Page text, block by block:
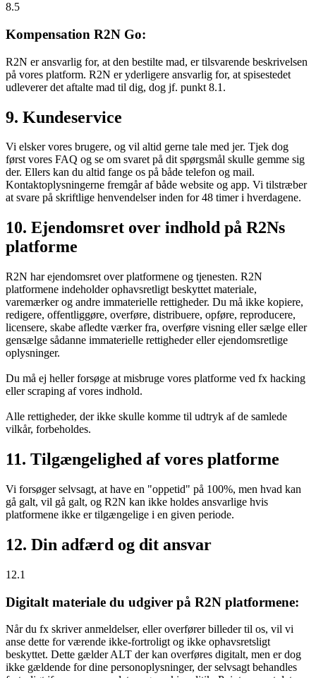
8.5
Kompensation R2N Go:
R2N er ansvarlig for, at den bestilte mad, er tilsvarende beskrivelsen
på vores platform. R2N er yderligere ansvarlig for, at spisestedet
udleverer det aftalte mad til dig, dog jf. punkt 8.1.
9. Kundeservice
Vi elsker vores brugere, og vil altid gerne tale med jer. Tjek dog
først vores FAQ og se om svaret på dit spørgsmål skulle gemme sig
der. Ellers kan du altid fange os på både telefon og mail.
Kontaktoplysningerne fremgår af både website og app. Vi tilstræber
at svare på skriftlige henvendelser inden for 48 timer i hverdagene.
10. Ejendomsret over indhold på R2Ns
platforme
R2N har ejendomsret over platformene og tjenesten. R2N
platformene indeholder ophavsretligt beskyttet materiale,
varemærker og andre immaterielle rettigheder. Du må ikke kopiere,
redigere, offentliggøre, overføre, distribuere, opføre, reproducere,
licensere, skabe afledte værker fra, overføre visning eller sælge eller
gensælge sådanne immaterielle rettigheder eller ejendomsretlige
oplysninger.
Du må ej heller forsøge at misbruge vores platforme ved fx hacking
eller scraping af vores indhold.
Alle rettigheder, der ikke skulle komme til udtryk af de samlede
vilkår, forbeholdes.
11. Tilgængelighed af vores platforme
Vi forsøger selvsagt, at have en "oppetid" på 100%, men hvad kan
gå galt, vil gå galt, og R2N kan ikke holdes ansvarlige hvis
platformene ikke er tilgængelige i en given periode.
12. Din adfærd og dit ansvar
12.1
Digitalt materiale du udgiver på R2N platformene:
Når du fx skriver anmeldelser, eller overfører billeder til os, vil vi
anse dette for værende ikke-fortroligt og ikke ophavsretsligt
beskyttet. Dette gælder ALT der kan overføres digitalt, men er dog
ikke gældende for dine personoplysninger, der selvsagt behandles